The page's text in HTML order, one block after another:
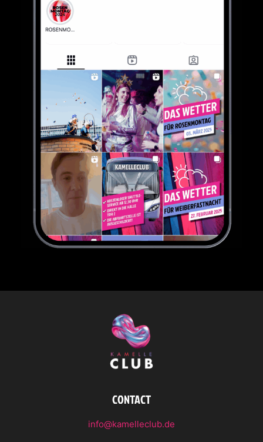
CONTACT
info@kamelleclub.de